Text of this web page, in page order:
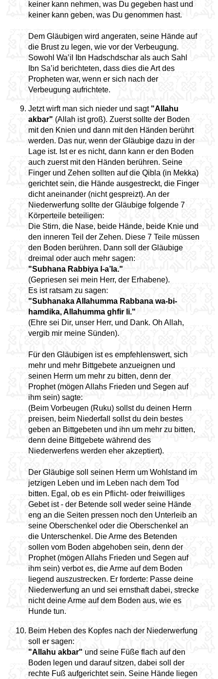
keiner kann nehmen, was Du gegeben hast und
keiner kann geben, was Du genommen hast.
Dem Gläubigen wird angeraten, seine Hände auf
die Brust zu legen, wie vor der Verbeugung.
Sowohl Wa’il Ibn Hadschdschar als auch Sahl
Ibn Sa’id berichteten, dass dies die Art des
Propheten war, wenn er sich nach der
Verbeugung aufrichtete.
Jetzt wirft man sich nieder und sagt "Allahu
akbar" (Allah ist groß). Zuerst sollte der Boden
mit den Knien und dann mit den Händen berührt
werden. Das nur, wenn der Gläubige dazu in der
Lage ist. Ist er es nicht, dann kann er den Boden
auch zuerst mit den Händen berühren. Seine
Finger und Zehen sollten auf die Qibla (in Mekka)
gerichtet sein, die Hände ausgestreckt, die Finger
dicht aneinander (nicht gespreizt). An der
Niederwerfung sollte der Gläubige folgende 7
Körperteile beteiligen:
Die Stirn, die Nase, beide Hände, beide Knie und
den inneren Teil der Zehen. Diese 7 Teile müssen
den Boden berühren. Dann soll der Gläubige
dreimal oder auch mehr sagen:
"Subhana Rabbiya l-a’la."
(Gepriesen sei mein Herr, der Erhabene).
Es ist ratsam zu sagen:
"Subhanaka Allahumma Rabbana wa-bi-
hamdika, Allahumma ghfir li."
(Ehre sei Dir, unser Herr, und Dank. Oh Allah,
vergib mir meine Sünden).
Für den Gläubigen ist es empfehlenswert, sich
mehr und mehr Bittgebete anzueignen und
seinen Herrn um mehr zu bitten, denn der
Prophet (mögen Allahs Frieden und Segen auf
ihm sein) sagte:
(Beim Vorbeugen (Ruku) sollst du deinen Herrn
preisen, beim Niederfall sollst du dein bestes
geben an Bittgebeten und ihn um mehr zu bitten,
denn deine Bittgebete während des
Niederwerfens werden eher akzeptiert).
Der Gläubige soll seinen Herrn um Wohlstand im
jetzigen Leben und im Leben nach dem Tod
bitten. Egal, ob es ein Pflicht- oder freiwilliges
Gebet ist - der Betende soll weder seine Hände
eng an die Seiten pressen noch den Unterleib an
seine Oberschenkel oder die Oberschenkel an
die Unterschenkel. Die Arme des Betenden
sollen vom Boden abgehoben sein, denn der
Prophet (mögen Allahs Frieden und Segen auf
ihm sein) verbot es, die Arme auf dem Boden
liegend auszustrecken. Er forderte: Passe deine
Niederwerfung an und sei ernsthaft dabei, strecke
nicht deine Arme auf dem Boden aus, wie es
Hunde tun.
Beim Heben des Kopfes nach der Niederwerfung
soll er sagen:
"Allahu akbar" und seine Füße flach auf den
Boden legen und darauf sitzen, dabei soll der
rechte Fuß aufgerichtet sein. Seine Hände liegen